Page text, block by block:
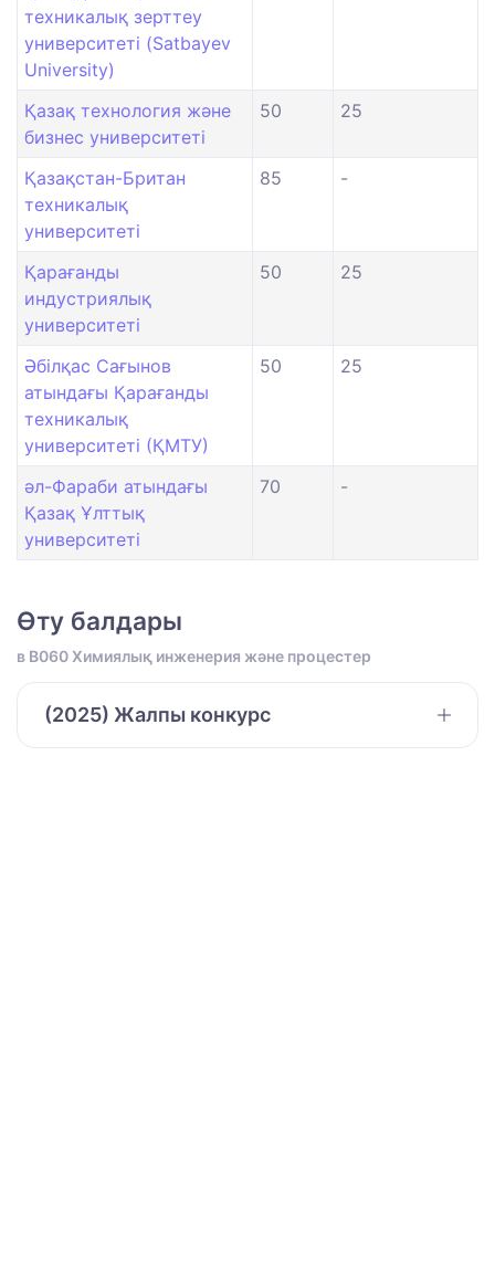
техникалық зерттеу
университеті (Satbayev
University)
Қазақ технология және
бизнес университеті
50 25
Қазақстан-Британ
техникалық
университеті
85 -
Қарағанды
индустриялық
университеті
50 25
Әбілқас Сағынов
атындағы Қарағанды
техникалық
университеті (ҚМТУ)
50 25
әл-Фараби атындағы
Қазақ Ұлттық
университеті
70 -
Өту балдары
в B060 Химиялық инженерия және процестер
(2025) Жалпы конкурс